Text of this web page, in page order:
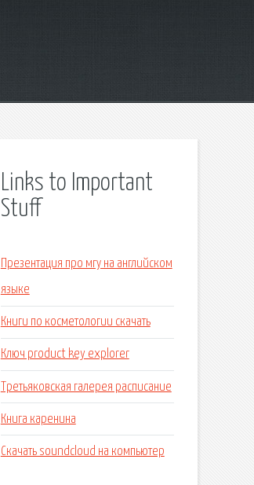
Links to Important
Stuff
Презентация про мгу на английском
языке
Книги по косметологии скачать
Ключ product key explorer
Третьяковская галерея расписание
Книга каренина
Скачать soundcloud на компьютер